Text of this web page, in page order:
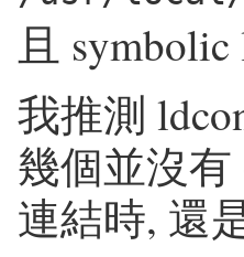
且
我推測
幾個並沒
連結時, 還